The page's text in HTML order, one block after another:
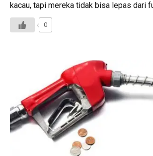
kacau, tapi mereka tidak bisa lepas dari
0